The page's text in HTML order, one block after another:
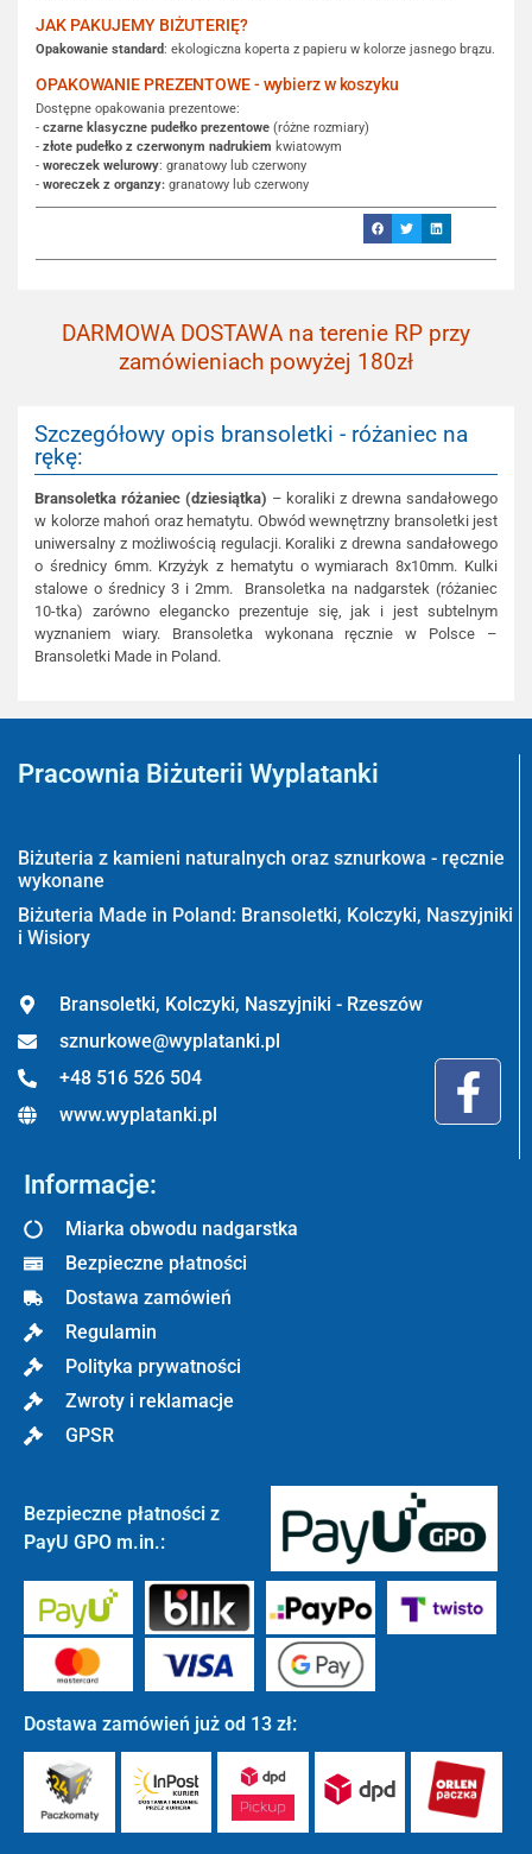
JAK PAKUJEMY BIŻUTERIĘ?
Opakowanie standard: ekologiczna koperta z papieru w kolorze jasnego brązu.
OPAKOWANIE PREZENTOWE - wybierz w koszyku
Dostępne opakowania prezentowe:
- czarne klasyczne pudełko prezentowe (różne rozmiary)
- złote pudełko z czerwonym nadrukiem kwiatowym
- woreczek welurowy: granatowy lub czerwony
- woreczek z organzy: granatowy lub czerwony
DARMOWA DOSTAWA na terenie RP przy
zamówieniach powyżej 180zł
Szczegółowy opis bransoletki - różaniec na
rękę:
Bransoletka różaniec (dziesiątka) – koraliki z drewna sandałowego
w kolorze mahoń oraz hematytu. Obwód wewnętrzny bransoletki jest
uniwersalny z możliwością regulacji. Koraliki z drewna sandałowego
o średnicy 6mm. Krzyżyk z hematytu o wymiarach 8x10mm. Kulki
stalowe o średnicy 3 i 2mm. Bransoletka na nadgarstek (różaniec
10-tka) zarówno elegancko prezentuje się, jak i jest subtelnym
wyznaniem wiary. Bransoletka wykonana ręcznie w Polsce –
Bransoletki Made in Poland.
Pracownia Biżuterii Wyplatanki
Biżuteria z kamieni naturalnych oraz sznurkowa - ręcznie
wykonane
Biżuteria Made in Poland: Bransoletki, Kolczyki, Naszyjniki
i Wisiory
Bransoletki, Kolczyki, Naszyjniki - Rzeszów
sznurkowe@wyplatanki.pl
+48 516 526 504
www.wyplatanki.pl
Informacje:
Miarka obwodu nadgarstka
Bezpieczne płatności
Dostawa zamówień
Regulamin
Polityka prywatności
Zwroty i reklamacje
GPSR
Bezpieczne płatności z
PayU GPO m.in.:
Dostawa zamówień już od 13 zł: